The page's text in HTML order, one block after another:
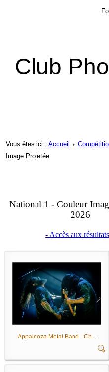
Club
Vous êtes ici : Accueil
Image Projetée
National 1 - Couleur
2026
- Accès aux
Appalooza Metal Band - Ch...